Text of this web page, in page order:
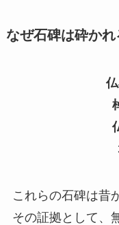
なぜ石碑は砕か
これらの石碑は昔
その証拠として、